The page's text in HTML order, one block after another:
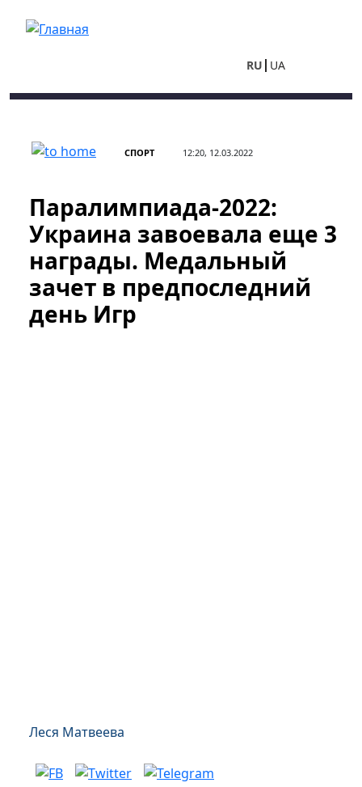
RU UA
СПОРТ 12:20, 12.03.2022
Паралимпиада-2022:
Украина завоевала еще 3
награды. Медальный
зачет в предпоследний
день Игр
Леся Матвеева